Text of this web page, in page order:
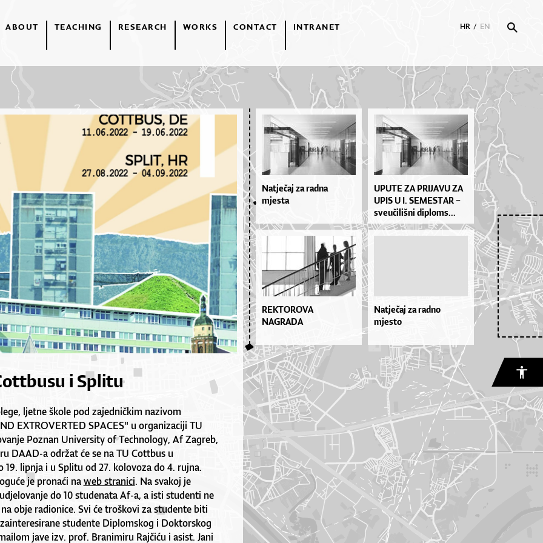
ABOUT TEACHING RESEARCH WORKS CONTACT INTRANET HR / EN
i Splitu
ljetne škole pod zajedničkim nazivom
EXTROVERTED SPACES" u organizaciji TU
Poznan University of Technology, Af Zagreb,
DAAD-a održat će se na TU Cottbus u
19. lipnja i u Splitu od 27. kolovoza do 4. rujna.
je pronaći naweb stranici. Na svakoj je
do 10 studenata Af-a, a isti studenti ne
obje radionice. Svi će troškovi za studente biti
studente Diplomskog i Doktorskog
jave izv. prof. Branimiru Rajčiću i asist. Jani
Natječaj za radna
mjesta
UPU­TE ZA PRI­JA­VU ZA
UPIS U I. SE­MES­TAR –
sve­u­či­liš­ni di­plo­ms...
REKTOROVA
NAGRADA
Natječaj za radno
mjesto